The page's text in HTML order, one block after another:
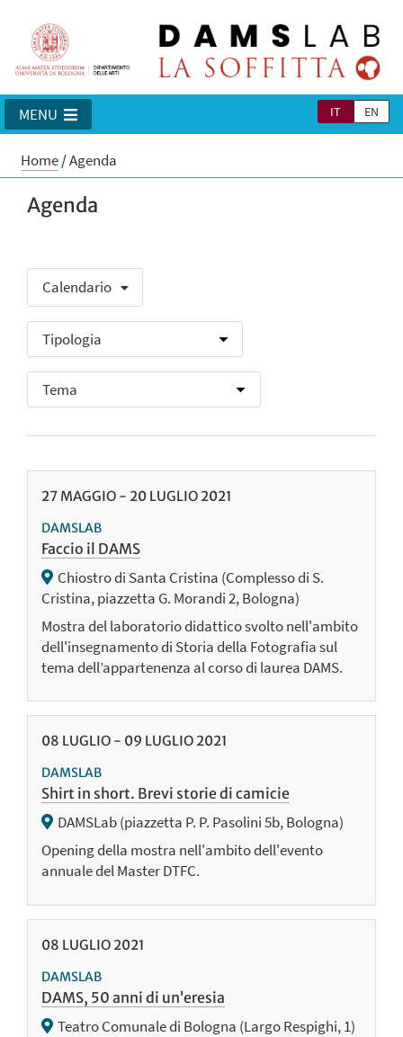
IT EN
MENU
Home/Agenda
Agenda
Calendario
27 MAGGIO - 20 LUGLIO 2021
DAMSLAB
Faccio il DAMS
Chiostro di Santa Cristina (Complesso di S.
Cristina, piazzetta G. Morandi 2, Bologna)
Mostra del laboratorio didattico svolto nell'ambito
dell'insegnamento di Storia della Fotografia sul
tema dell’appartenenza al corso di laurea DAMS.
08 LUGLIO - 09 LUGLIO 2021
DAMSLAB
Shirt in short. Brevi storie di camicie
DAMSLab (piazzetta P. P. Pasolini 5b, Bologna)
Opening della mostra nell'ambito dell'evento
annuale del Master DTFC.
08 LUGLIO 2021
DAMSLAB
DAMS, 50 anni di un’eresia
Teatro Comunale di Bologna (Largo Respighi, 1)